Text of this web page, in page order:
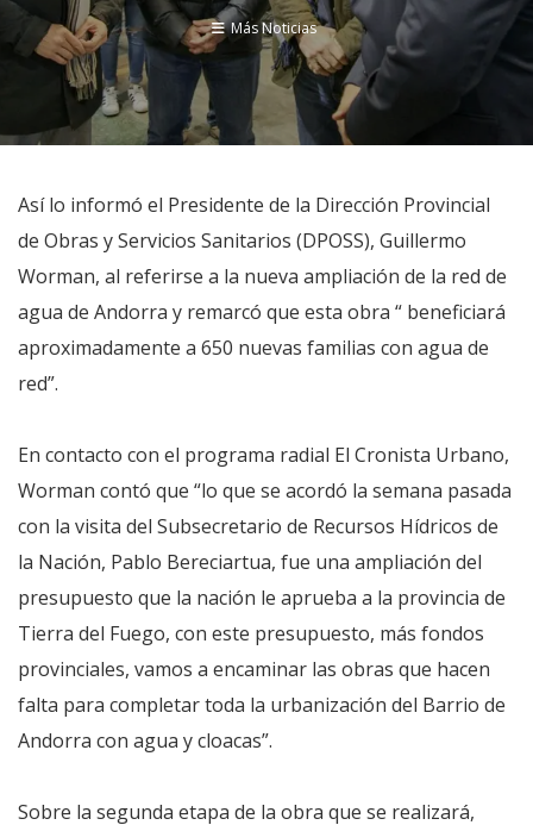
Más Noticias
Así lo informó el Presidente de la Dirección Provincial
de Obras y Servicios Sanitarios (DPOSS), Guillermo
Worman, al referirse a la nueva ampliación de la red de
agua de Andorra y remarcó que esta obra “ beneficiará
aproximadamente a 650 nuevas familias con agua de
red”.
En contacto con el programa radial El Cronista Urbano,
Worman contó que “lo que se acordó la semana pasada
con la visita del Subsecretario de Recursos Hídricos de
la Nación, Pablo Bereciartua, fue una ampliación del
presupuesto que la nación le aprueba a la provincia de
Tierra del Fuego, con este presupuesto, más fondos
provinciales, vamos a encaminar las obras que hacen
falta para completar toda la urbanización del Barrio de
Andorra con agua y cloacas”.
Sobre la segunda etapa de la obra que se realizará,